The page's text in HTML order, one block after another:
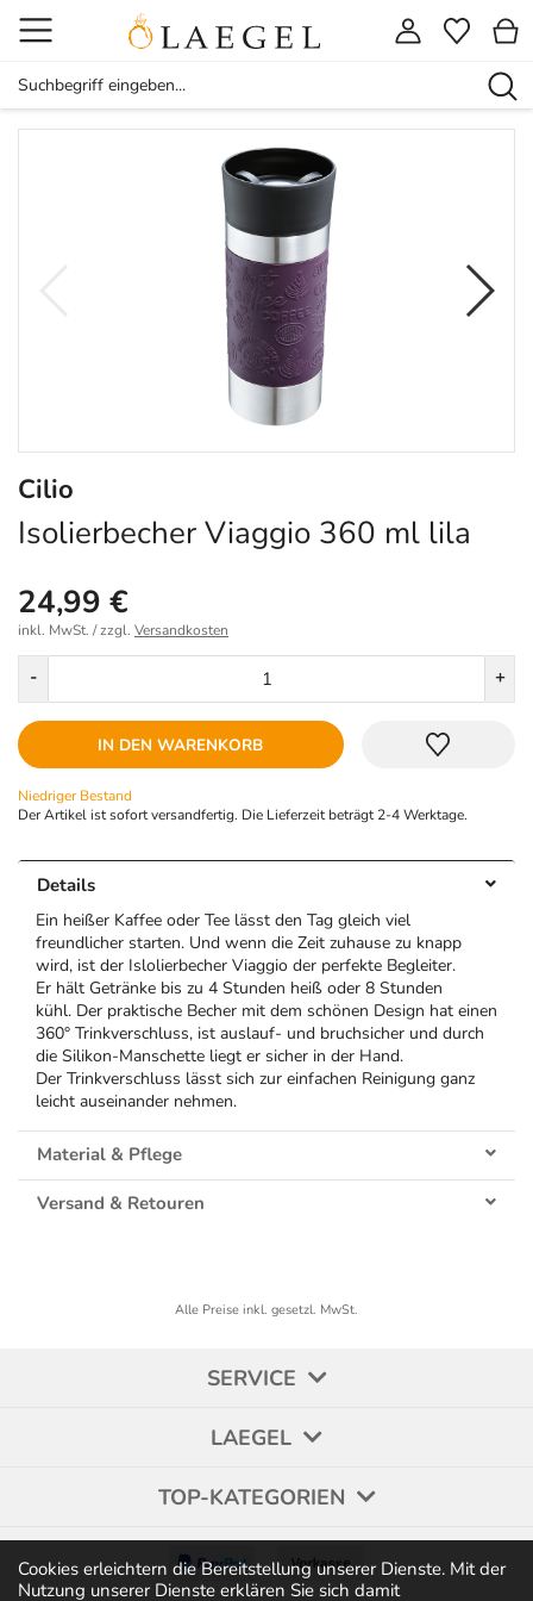
Cookies erleichtern die Bereitstellung unserer Dienste. Mit der
Nutzung unserer Dienste erklären Sie sich damit
Cilio
Isolierbecher Viaggio 360 ml lila
24,99 €
inkl. MwSt. / zzgl. Versandkosten
- +
IN DEN WARENKORB
Niedriger Bestand
Der Artikel ist sofort versandfertig. Die Lieferzeit beträgt 2-4 Werktage.
Details
Ein heißer Kaffee oder Tee lässt den Tag gleich viel
freundlicher starten. Und wenn die Zeit zuhause zu knapp
wird, ist der Islolierbecher Viaggio der perfekte Begleiter.
Er hält Getränke bis zu 4 Stunden heiß oder 8 Stunden
kühl. Der praktische Becher mit dem schönen Design hat einen
360° Trinkverschluss, ist auslauf- und bruchsicher und durch
die Silikon-Manschette liegt er sicher in der Hand.
Der Trinkverschluss lässt sich zur einfachen Reinigung ganz
leicht auseinander nehmen.
Material & Pflege
Versand & Retouren
Alle Preise inkl. gesetzl. MwSt.
SERVICE
LAEGEL
TOP-KATEGORIEN